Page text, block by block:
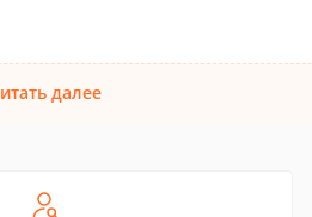
далее